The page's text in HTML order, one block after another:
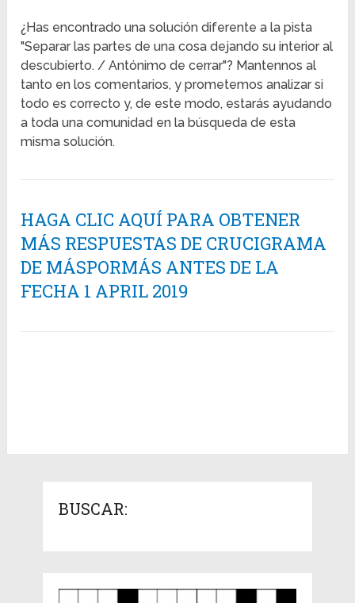
¿Has encontrado una solución diferente a la pista
"Separar las partes de una cosa dejando su interior al
descubierto. / Antónimo de cerrar"? Mantennos al
tanto en los comentarios, y prometemos analizar si
todo es correcto y, de este modo, estarás ayudando
a toda una comunidad en la búsqueda de esta
misma solución.
HAGA CLIC AQUÍ PARA OBTENER
MÁS RESPUESTAS DE CRUCIGRAMA
DE MÁSPORMÁS ANTES DE LA
FECHA 1 APRIL 2019
BUSCAR: